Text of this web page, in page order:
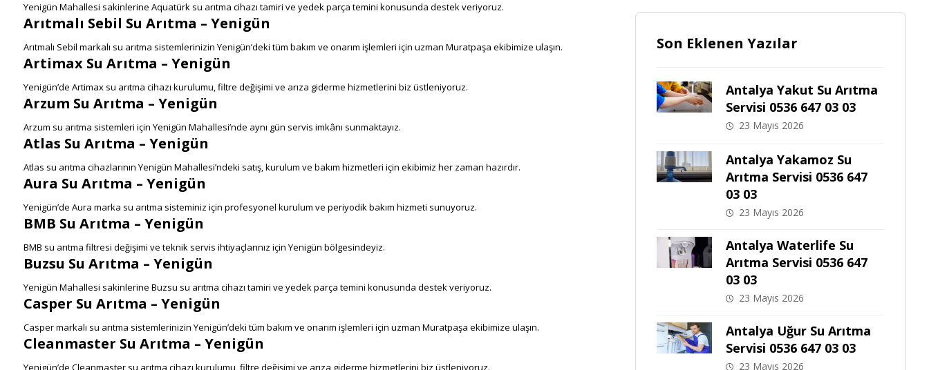
Yenigün Mahallesi sakinlerine Aquatürk su arıtma cihazı tamiri ve yedek parça temini konusunda destek veriyoruz.
Arıtmalı Sebil Su Arıtma – Yenigün
Arıtmalı Sebil markalı su arıtma sistemlerinizin Yenigün’deki tüm bakım ve onarım işlemleri için uzman Muratpaşa ekibimize ulaşın.
Artimax Su Arıtma – Yenigün
Yenigün’de Artimax su arıtma cihazı kurulumu, filtre değişimi ve arıza giderme hizmetlerini biz üstleniyoruz.
Arzum Su Arıtma – Yenigün
Arzum su arıtma sistemleri için Yenigün Mahallesi’nde aynı gün servis imkânı sunmaktayız.
Atlas Su Arıtma – Yenigün
Atlas su arıtma cihazlarının Yenigün Mahallesi’ndeki satış, kurulum ve bakım hizmetleri için ekibimiz her zaman hazırdır.
Aura Su Arıtma – Yenigün
Yenigün’de Aura marka su arıtma sisteminiz için profesyonel kurulum ve periyodik bakım hizmeti sunuyoruz.
BMB Su Arıtma – Yenigün
BMB su arıtma filtresi değişimi ve teknik servis ihtiyaçlarınız için Yenigün bölgesindeyiz.
Buzsu Su Arıtma – Yenigün
Yenigün Mahallesi sakinlerine Buzsu su arıtma cihazı tamiri ve yedek parça temini konusunda destek veriyoruz.
Casper Su Arıtma – Yenigün
Casper markalı su arıtma sistemlerinizin Yenigün’deki tüm bakım ve onarım işlemleri için uzman Muratpaşa ekibimize ulaşın.
Cleanmaster Su Arıtma – Yenigün
Yenigün’de Cleanmaster su arıtma cihazı kurulumu, filtre değişimi ve arıza giderme hizmetlerini biz üstleniyoruz.
Son Eklenen Yazılar
Antalya Yakut Su Arıtma
Servisi 0536 647 03 03
23 Mayıs 2026
Antalya Yakamoz Su
Arıtma Servisi 0536 647
03 03
23 Mayıs 2026
Antalya Waterlife Su
Arıtma Servisi 0536 647
03 03
23 Mayıs 2026
Antalya Uğur Su Arıtma
Servisi 0536 647 03 03
23 Mayıs 2026